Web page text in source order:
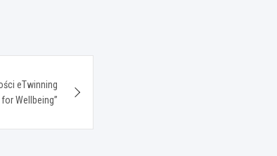
eTwinning
Wellbeing”